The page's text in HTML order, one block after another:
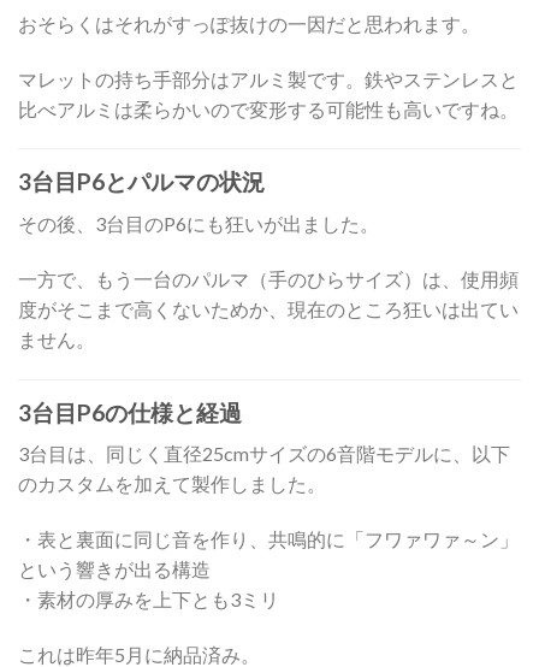
おそらくはそれがすっぽ抜けの一因だと思われます。
マレットの持ち手部分はアルミ製です。鉄やステンレスと
比べアルミは柔らかいので変形する可能性も高いですね。
3台目P6とパルマの状況
その後、3台目のP6にも狂いが出ました。
一方で、もう一台のパルマ（手のひらサイズ）は、使用頻
度がそこまで高くないためか、現在のところ狂いは出てい
ません。
3台目P6の仕様と経過
3台目は、同じく直径25cmサイズの6音階モデルに、以下
のカスタムを加えて製作しました。
・表と裏面に同じ音を作り、共鳴的に「フワァワァ～ン」
という響きが出る構造
・素材の厚みを上下とも3ミリ
これは昨年5月に納品済み。